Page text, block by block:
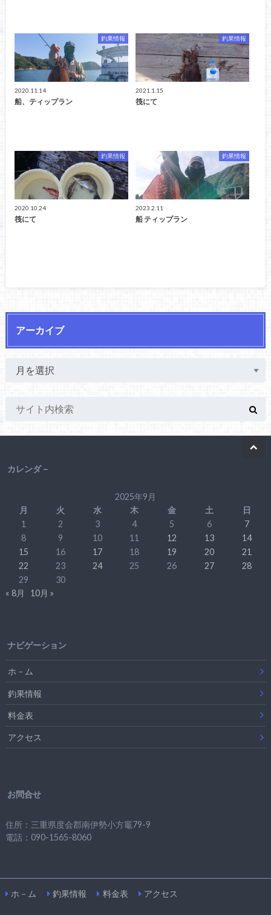
釣果情報
2020.11.14
船、ティップラン
釣果情報
2021.1.15
筏にて
釣果情報
2020.10.24
筏にて
釣果情報
2023.2.11
船 ティップラン
アーカイブ
カレンダ－
2025年9月
月
火 水 木 金 土
日
1
2 3 4 5 6
7
8
9 10 11 12 13
14
15
16 17 18 19 20
21
22
23 24 25 26 27
28
29
30
« 8月
10月 »
ナビゲーション
ホ－ム
釣果情報
料金表
アクセス
お問合せ
住所：三重県度会郡南伊勢小方竈79-9
電話：090-1565-8060
ホ－ム 釣果情報 料金表 アクセス